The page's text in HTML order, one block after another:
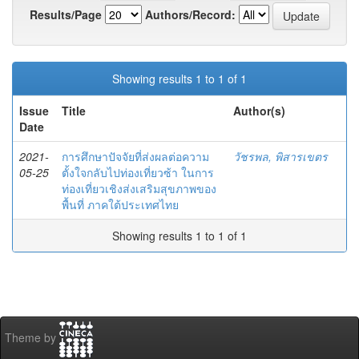
Results/Page
Authors/Record:
Showing results 1 to 1 of 1
Issue
Date
Title Author(s)
2021-
05-25
การศึกษาปัจจัยที่ส่งผลต่อความ
ตั้งใจกลับไปท่องเที่ยวซ้า ในการ
ท่องเที่ยวเชิงส่งเสริมสุขภาพของ
พื้นที่ ภาคใต้ประเทศไทย
วัชรพล, พิสารเขตร
Showing results 1 to 1 of 1
Theme by